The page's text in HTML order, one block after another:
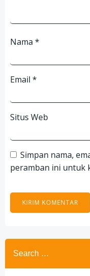
Nama *
Email *
Situs Web
Simpan nama,
peramban ini untuk
Search
for: